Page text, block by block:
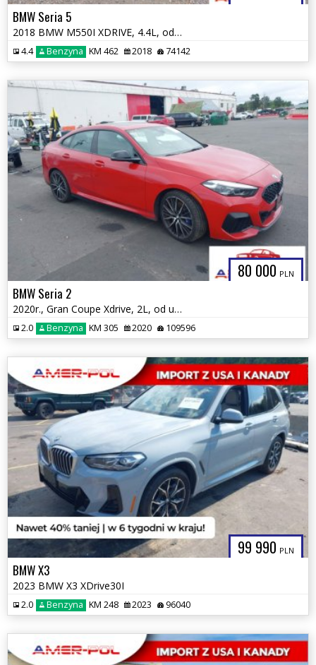
BMW Seria 5
2018 BMW M550I XDRIVE, 4.4L, od ubezpieczalni
4.4 Benzyna KM 462 2018 74142
80 000 PLN
BMW Seria 2
2020r., Gran Coupe Xdrive, 2L, od ubezpieczalni
2.0 Benzyna KM 305 2020 109596
99 990 PLN
BMW X3
2023 BMW X3 XDrive30I
2.0 Benzyna KM 248 2023 96040